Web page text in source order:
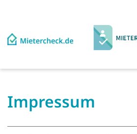
Impressum